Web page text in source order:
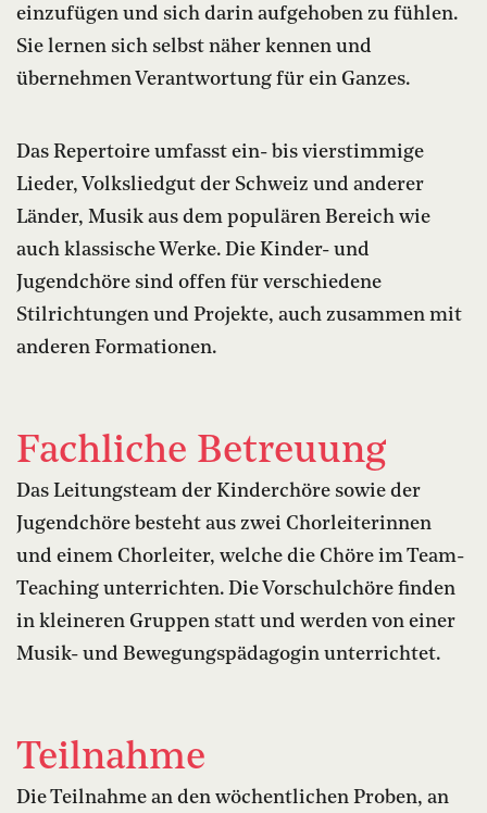
einzufügen und sich darin aufgehoben zu fühlen.
Sie lernen sich selbst näher kennen und
übernehmen Verantwortung für ein Ganzes.
Das Repertoire umfasst ein- bis vierstimmige
Lieder, Volksliedgut der Schweiz und anderer
Länder, Musik aus dem populären Bereich wie
auch klassische Werke. Die Kinder- und
Jugendchöre sind offen für verschiedene
Stilrichtungen und Projekte, auch zusammen mit
anderen Formationen.
Fachliche Betreuung
Das Leitungsteam der Kinderchöre sowie der
Jugendchöre besteht aus zwei Chorleiterinnen
und einem Chorleiter, welche die Chöre im Team-
Teaching unterrichten. Die Vorschulchöre finden
in kleineren Gruppen statt und werden von einer
Musik- und Bewegungspädagogin unterrichtet.
Teilnahme
Die Teilnahme an den wöchentlichen Proben, an